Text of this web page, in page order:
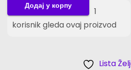
u
Додај у корпу
1
korisnik gleda ovaj proizvod
Lista